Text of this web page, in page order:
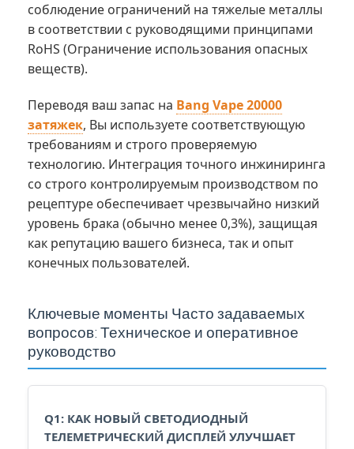
соблюдение ограничений на тяжелые металлы
в соответствии с руководящими принципами
RoHS (Ограничение использования опасных
веществ).
Переводя ваш запас на Bang Vape 20000
затяжек, Вы используете соответствующую
требованиям и строго проверяемую
технологию. Интеграция точного инжиниринга
со строго контролируемым производством по
рецептуре обеспечивает чрезвычайно низкий
уровень брака (обычно менее 0,3%), защищая
как репутацию вашего бизнеса, так и опыт
конечных пользователей.
Ключевые моменты Часто задаваемых
вопросов: Техническое и оперативное
руководство
Q1: КАК НОВЫЙ СВЕТОДИОДНЫЙ
ТЕЛЕМЕТРИЧЕСКИЙ ДИСПЛЕЙ УЛУЧШАЕТ